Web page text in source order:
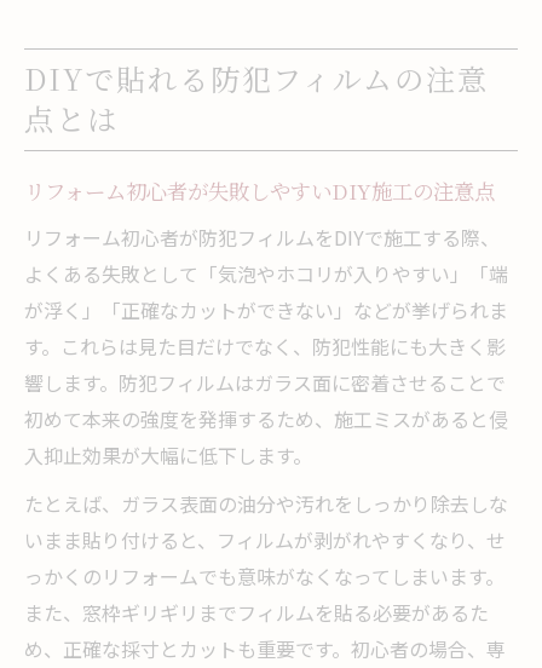
DIYで貼れる防犯フィルムの注意
点とは
リフォーム初心者が失敗しやすいDIY施工の注意点
リフォーム初心者が防犯フィルムをDIYで施工する際、
よくある失敗として「気泡やホコリが入りやすい」「端
が浮く」「正確なカットができない」などが挙げられま
す。これらは見た目だけでなく、防犯性能にも大きく影
響します。防犯フィルムはガラス面に密着させることで
初めて本来の強度を発揮するため、施工ミスがあると侵
入抑止効果が大幅に低下します。
たとえば、ガラス表面の油分や汚れをしっかり除去しな
いまま貼り付けると、フィルムが剥がれやすくなり、せ
っかくのリフォームでも意味がなくなってしまいます。
また、窓枠ギリギリまでフィルムを貼る必要があるた
め、正確な採寸とカットも重要です。初心者の場合、専